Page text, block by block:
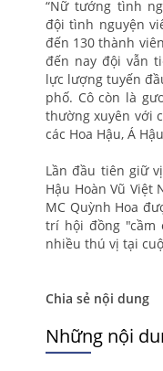
“Nữ tướng tình
đội tình nguyện
đến 130 thành
đến nay đội vẫn
lực lượng tuyến
phố. Cô còn là
thường xuyên với
các Hoa Hậu, Á
Lần đầu tiên giữ
Hậu Hoàn Vũ Việt
MC Quỳnh Hoa
trí hội đồng "cầm
nhiều thú vị tại
Chia sẻ nội dung
Những nội